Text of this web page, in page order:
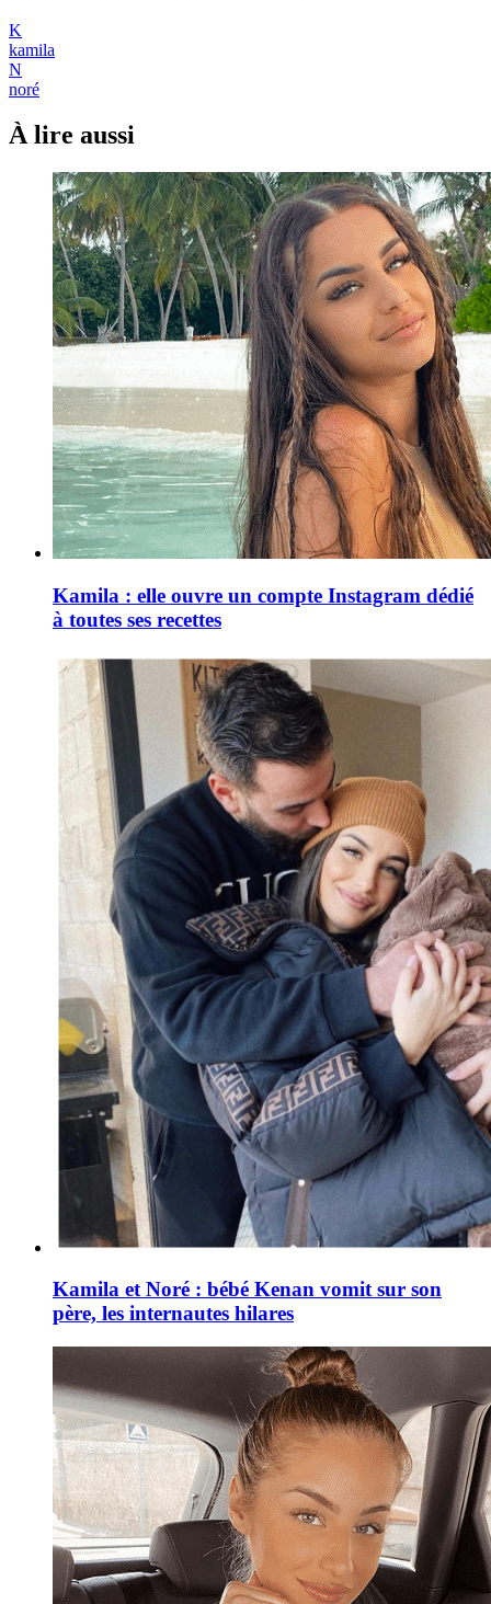
K
kamila
N
noré
À lire aussi
Kamila : elle ouvre un compte Instagram dédié
à toutes ses recettes
Kamila et Noré : bébé Kenan vomit sur son
père, les internautes hilares